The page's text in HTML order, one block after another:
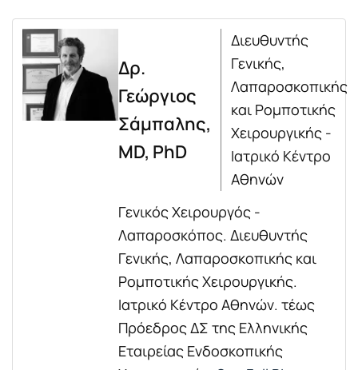
Δρ.
Γεώργιος
Σάμπαλης,
MD, PhD
Διευθυντής
Γενικής,
Λαπαροσκοπικής
και Ρομποτικής
Χειρουργικής -
Ιατρικό Κέντρο
Αθηνών
Γενικός Χειρουργός -
Λαπαροσκόπος. Διευθυντής
Γενικής, Λαπαροσκοπικής και
Ρομποτικής Χειρουργικής.
Ιατρικό Κέντρο Αθηνών. τέως
Πρόεδρος ΔΣ της Ελληνικής
Εταιρείας Ενδοσκοπικής